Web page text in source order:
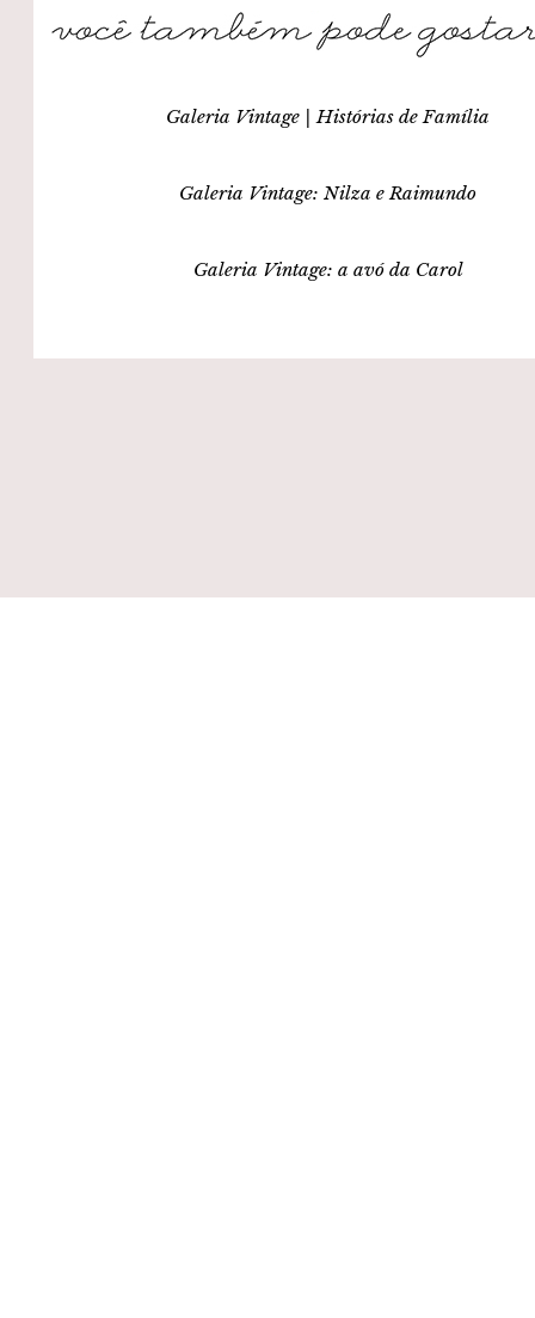
Galeria Vintage | Histórias de Família
Galeria Vintage: Nilza e Raimundo
Galeria Vintage: a avó da Carol